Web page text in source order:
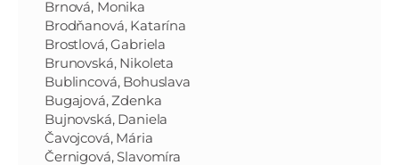
Brnová, Monika
Brodňanová, Katarína
Brostlová, Gabriela
Brunovská, Nikoleta
Bublincová, Bohuslava
Bugajová, Zdenka
Bujnovská, Daniela
Čavojcová, Mária
Černigová, Slavomíra